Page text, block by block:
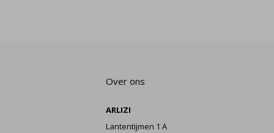
Over ons
ARLIZI
Lantentijmen 1 A